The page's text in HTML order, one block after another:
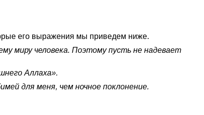
его выражения мы приведем ниже.
миру человека. Поэтому пусть не надевает
Аллаха».
для меня, чем ночное поклонение.